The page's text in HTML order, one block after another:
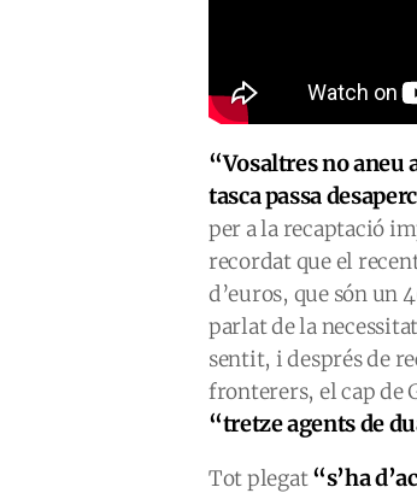
“Vosaltres no aneu
tasca passa
per a la recaptació
recordat que el
d’euros, que són un
parlat de la
sentit, i després de
fronterers, el cap de
“tretze agents de
Tot plegat“s’ha